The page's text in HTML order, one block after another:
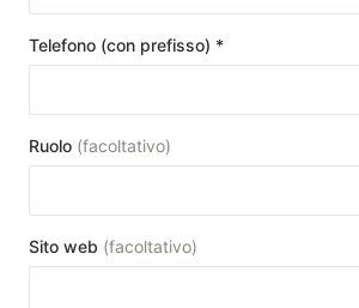
Telefono (con prefisso) *
Ruolo (facoltativo)
Sito web (facoltativo)